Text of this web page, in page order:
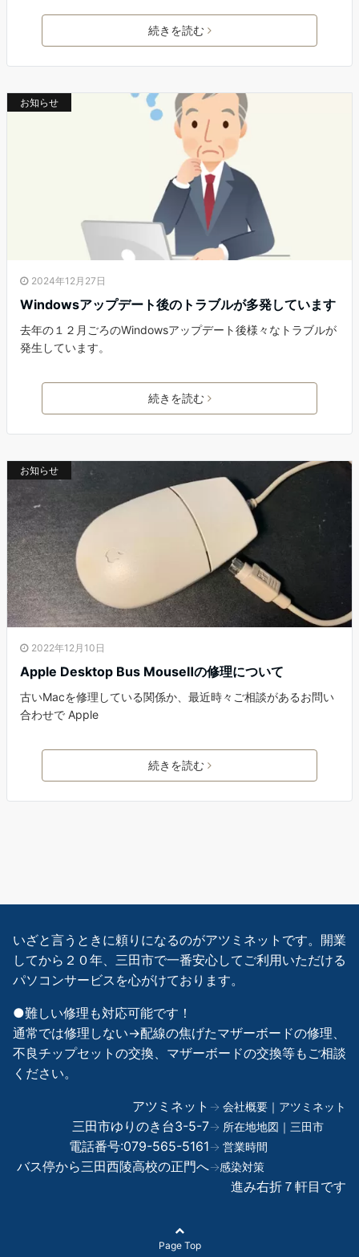
続きを読む
お知らせ
2024年12月27日
Windowsアップデート後のトラブルが多発しています
去年の１２月ごろのWindowsアップデート後様々なトラブルが
発生しています。
続きを読む
お知らせ
2022年12月10日
Apple Desktop Bus MouseⅡの修理について
古いMacを修理している関係か、最近時々ご相談があるお問い
合わせで Apple
続きを読む
いざと言うときに頼りになるのがアツミネットです。開業
してから２０年、三田市で一番安心してご利用いただける
パソコンサービスを心がけております。
●難しい修理も対応可能です！
通常では修理しない→配線の焦げたマザーボードの修理、
不良チップセットの交換、マザーボードの交換等もご相談
ください。
→ 会社概要｜アツミネット
→ 所在地地図｜三田市
→ 営業時間
→感染対策
アツミネット
三田市ゆりのき台3-5-7
電話番号:079-565-5161
バス停から三田西陵高校の正門へ
進み右折７軒目です
Page Top